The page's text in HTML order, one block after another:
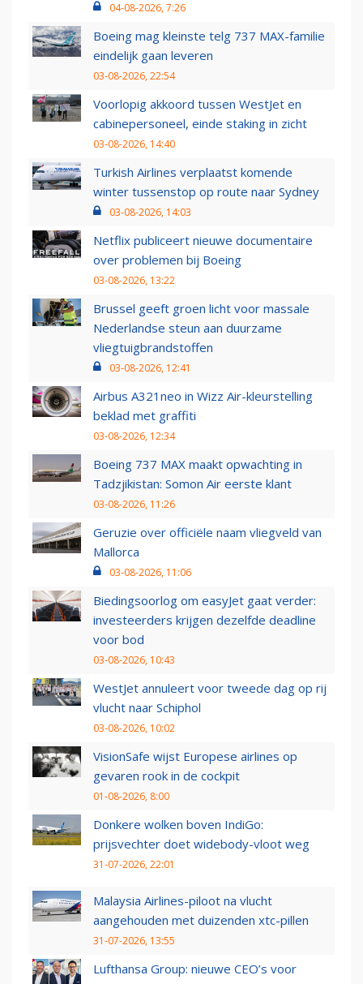
04-08-2026, 7:26
Boeing mag kleinste telg 737 MAX-familie
eindelijk gaan leveren
03-08-2026, 22:54
Voorlopig akkoord tussen WestJet en
cabinepersoneel, einde staking in zicht
03-08-2026, 14:40
Turkish Airlines verplaatst komende
winter tussenstop op route naar Sydney
03-08-2026, 14:03
Netflix publiceert nieuwe documentaire
over problemen bij Boeing
03-08-2026, 13:22
Brussel geeft groen licht voor massale
Nederlandse steun aan duurzame
vliegtuigbrandstoffen
03-08-2026, 12:41
Airbus A321neo in Wizz Air-kleurstelling
beklad met graffiti
03-08-2026, 12:34
Boeing 737 MAX maakt opwachting in
Tadzjikistan: Somon Air eerste klant
03-08-2026, 11:26
Geruzie over officiële naam vliegveld van
Mallorca
03-08-2026, 11:06
Biedingsoorlog om easyJet gaat verder:
investeerders krijgen dezelfde deadline
voor bod
03-08-2026, 10:43
WestJet annuleert voor tweede dag op rij
vlucht naar Schiphol
03-08-2026, 10:02
VisionSafe wijst Europese airlines op
gevaren rook in de cockpit
01-08-2026, 8:00
Donkere wolken boven IndiGo:
prijsvechter doet widebody-vloot weg
31-07-2026, 22:01
Malaysia Airlines-piloot na vlucht
aangehouden met duizenden xtc-pillen
31-07-2026, 13:55
Lufthansa Group: nieuwe CEO’s voor